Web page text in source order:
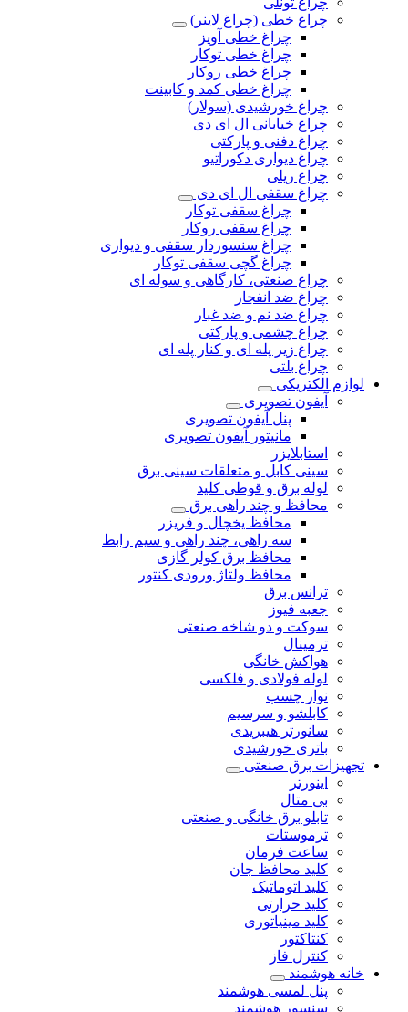
چراغ خطی (چراغ لاینر)
چراغ خطی آویز
چراغ خطی توکار
چراغ خطی روکار
چراغ خطی کمد و کابینت
چراغ خورشیدی (سولار)
چراغ خیابانی ال ای دی
چراغ دفنی و پارکتی
چراغ دیواری دکوراتیو
چراغ ریلی
چراغ سقفی ال ای دی
چراغ سقفی توکار
چراغ سقفی روکار
چراغ سنسوردار سقفی و دیواری
چراغ گچی سقفی توکار
چراغ صنعتی، کارگاهی و سوله ای
چراغ ضد انفجار
چراغ ضد نم و ضد غبار
چراغ چشمی و پارکتی
چراغ‌ زیر‌ پله‌ ای و کنار‌ پله‌ ای
چراغ بلتی
لوازم الکتریکی
آیفون تصویری
پنل آیفون تصویری
مانیتور آیفون تصویری
استابلایزر
سینی کابل و متعلقات سینی برق
لوله برق و قوطی کلید
محافظ و چند راهی برق
محافظ یخچال و فریزر
سه راهی، چند راهی و سیم رابط
محافظ برق کولر گازی
محافظ ولتاژ ورودی کنتور
ترانس برق
جعبه فیوز
سوکت و دو شاخه صنعتی
ترمینال
هواکش خانگی
لوله فولادی و فلکسی
نوار چسب
کابلشو و سرسیم
سانورتر هیبریدی
باتری خورشیدی
تجهیزات برق صنعتی
اینورتر
بی متال
تابلو برق خانگی و صنعتی
ترموستات
ساعت فرمان
کلید محافظ جان
کلید اتوماتیک
کلید حرارتی
کلید مینیاتوری
کنتاکتور
کنترل فاز
خانه هوشمند
پنل لمسی هوشمند
سنسور هوشمند